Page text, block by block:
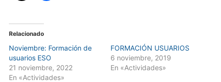
Relacionado
Noviembre: Formación de
usuarios ESO
21 noviembre, 2022
En «Actividades»
FORMACIÓN USUARIOS
6 noviembre, 2019
En «Actividades»